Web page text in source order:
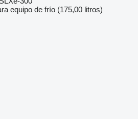
equipo de frío (175,00 litros)